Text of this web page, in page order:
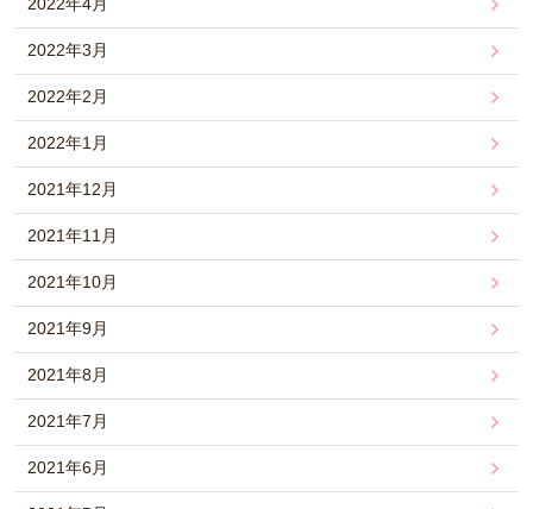
2022年4月
2022年3月
2022年2月
2022年1月
2021年12月
2021年11月
2021年10月
2021年9月
2021年8月
2021年7月
2021年6月